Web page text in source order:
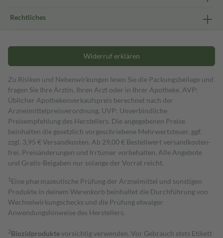
Rechtliches
Widerruf erklären
Zu Risiken und Nebenwirkungen lesen Sie die Packungsbeilage und
fragen Sie Ihre Ärztin, Ihren Arzt oder in Ihrer Apotheke. AVP:
Üblicher Apothekenverkaufspreis berechnet nach der
Arzneimittelpreisverordnung. UVP: Unverbindliche
Preisempfehlung des Herstellers. Die angegebenen Preise
beinhalten die gesetzlich vorgeschriebene Mehrwertsteuer, ggf.
zzgl. 3,95 € Versandkosten. Ab 29,00 € Bestell­wert versand­kosten­
frei. Preisänderungen und Irrtümer vorbehalten. Alle Angebote
und Gratis-Beigaben nur solange der Vorrat reicht.
1 Eine pharmazeutische Prüfung der Arzneimittel und sonstigen
Produkte in deinem Warenkorb beinhaltet die Durchführung von
Wechselwirkungschecks und die Prüfung etwaiger
Anwendungshinweise des Herstellers.
2Biozidproduktevorsichtig verwenden. Vor Gebrauch stets Etikett